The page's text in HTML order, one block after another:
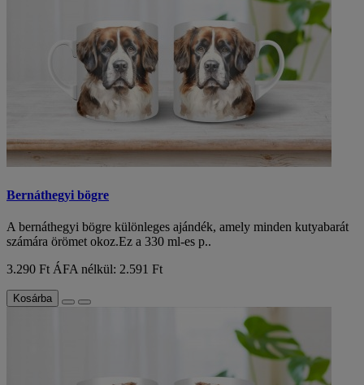
Bernáthegyi bögre
A bernáthegyi bögre különleges ajándék, amely minden kutyabarát
számára örömet okoz.Ez a 330 ml-es p..
3.290 Ft ÁFA nélkül: 2.591 Ft
Kosárba